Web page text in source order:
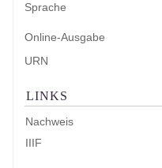
Sprache
Online-Ausgabe
URN
LINKS
Nachweis
IIIF